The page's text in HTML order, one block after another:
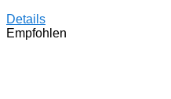
Details
Empfohlen